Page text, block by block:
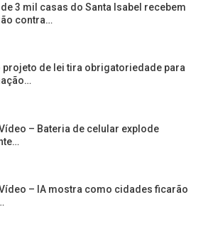
3 mil casas do Santa Isabel recebem
contra…
projeto de lei tira obrigatoriedade para
– Bateria de celular explode
– IA mostra como cidades ficarão